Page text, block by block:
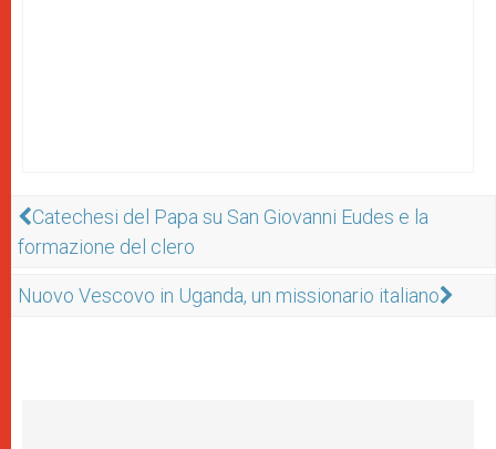
Catechesi del Papa su San Giovanni Eudes e la
formazione del clero
Nuovo Vescovo in Uganda, un missionario italiano